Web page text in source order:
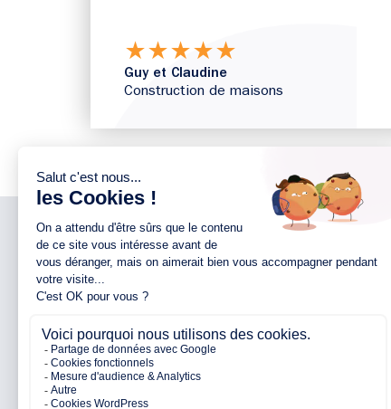
★★★★★
Guy et Claudine
Construction de maisons
NOTRE ENTREPRISE
Notre entreprise
Nos engagements
Nos partenaires
Avis clients
NOS AGENCES 44
Agence de Nantes